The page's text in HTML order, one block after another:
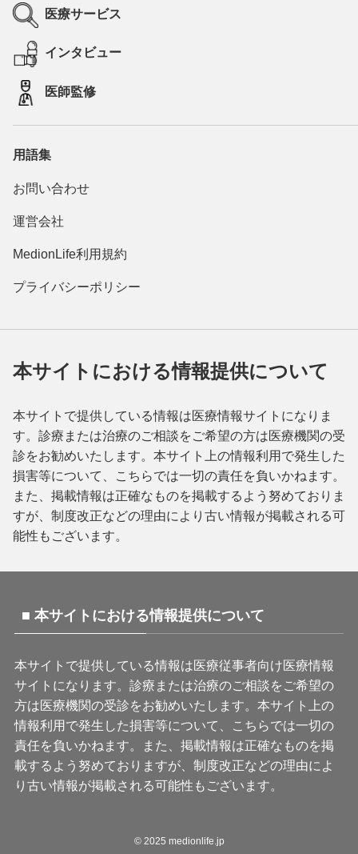
医療サービス
インタビュー
医師監修
用語集
お問い合わせ
運営会社
MedionLife利用規約
プライバシーポリシー
本サイトにおける情報提供について
本サイトで提供している情報は医療情報サイトになりま
す。診療または治療のご相談をご希望の方は医療機関の受
診をお勧めいたします。本サイト上の情報利用で発生した
損害等について、こちらでは一切の責任を負いかねます。
また、掲載情報は正確なものを掲載するよう努めておりま
すが、制度改正などの理由により古い情報が掲載される可
能性もございます。
■ 本サイトにおける情報提供について
本サイトで提供している情報は医療従事者向け医療情報
サイトになります。診療または治療のご相談をご希望の
方は医療機関の受診をお勧めいたします。本サイト上の
情報利用で発生した損害等について、こちらでは一切の
責任を負いかねます。また、掲載情報は正確なものを掲
載するよう努めておりますが、制度改正などの理由によ
り古い情報が掲載される可能性もございます。
©2025 medionlife.jp